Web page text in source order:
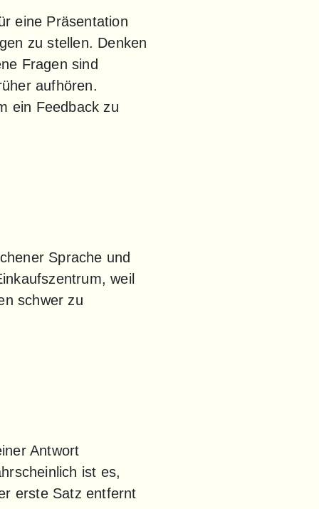
eine Präsentation
zu stellen. Denken
Fragen sind
aufhören.
ein Feedback zu
Sprache und
weil
schwer zu
Antwort
ist es,
erste Satz entfernt